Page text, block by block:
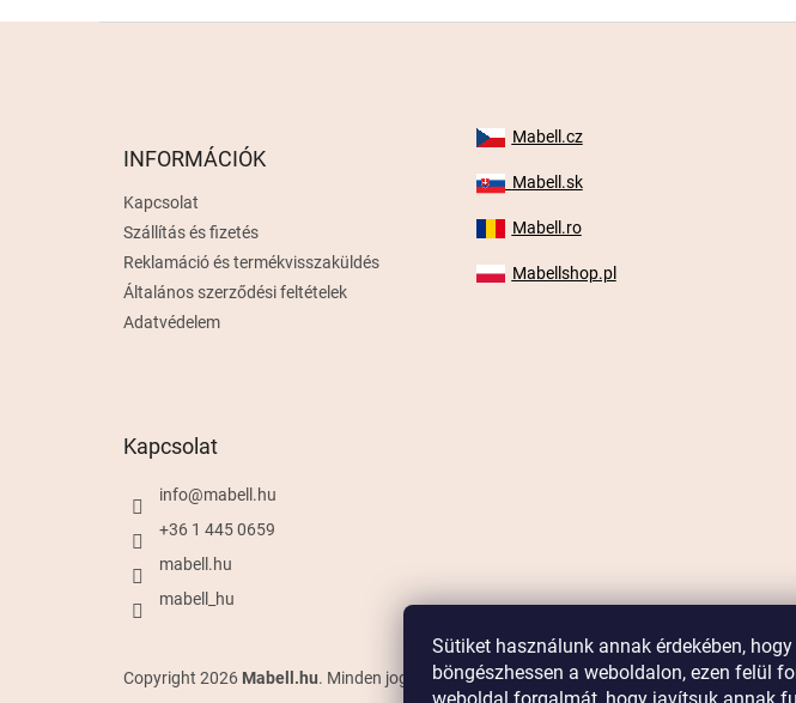
Sütiket használunk annak érdekében,
böngészhessen a weboldalon, ezen felül
INFORMÁCIÓK
Kapcsolat
Szállítás és fizetés
Reklamáció és termékvisszaküldés
Általános szerződési feltételek
Adatvédelem
Mabell.cz
Mabell.sk
Mabell.ro
Mabellshop.pl
Kapcsolat
info@mabell.hu
+36 1 445 0659
mabell.hu
mabell_hu
Copyright 2026 Mabell.hu. Minden jog fenntartva.